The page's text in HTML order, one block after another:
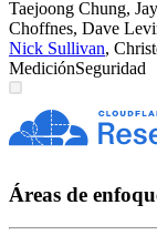
Taejoong Chung,
Choffnes, Dave
Nick Sullivan,
MediciónSeguridad
Áreas de